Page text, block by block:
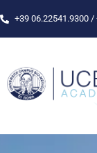
+39 06.22541.9300